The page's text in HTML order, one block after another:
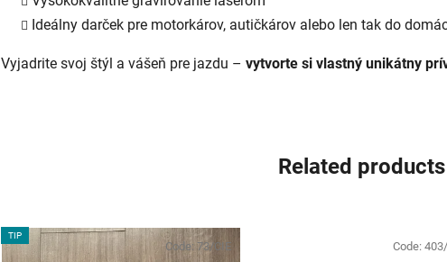
Ideálny darček pre motorkárov, autičkárov alebo len tak do
Vyjadrite svoj štýl a vášeň pre jazdu – vytvorte si vlastný unikátny
Related products
TIP
Code: 73/CIE Code: